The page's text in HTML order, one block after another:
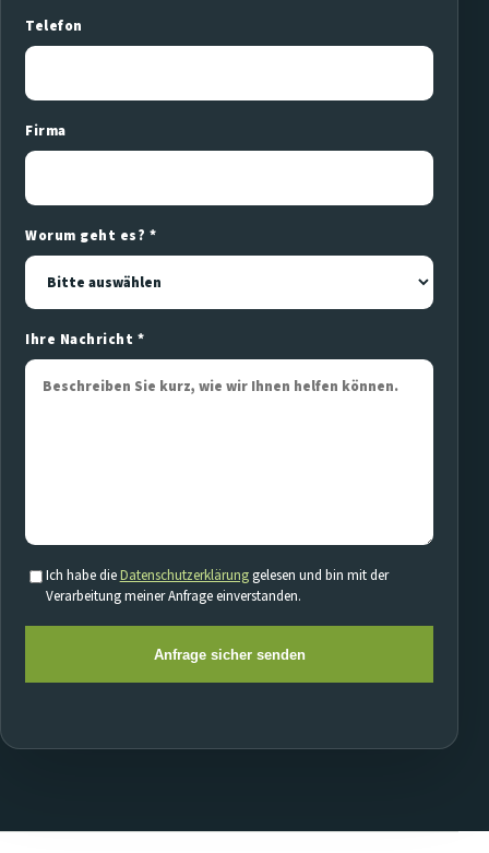
Telefon
Firma
Worum geht es? *
Ihre Nachricht *
Ich habe dieDatenschutzerklärunggelesen und bin mit der
Verarbeitung meiner Anfrage einverstanden.
Anfrage sicher senden